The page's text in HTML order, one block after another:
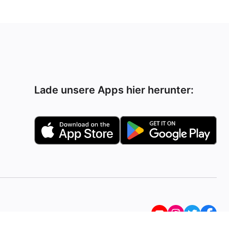
Lade unsere Apps hier herunter: